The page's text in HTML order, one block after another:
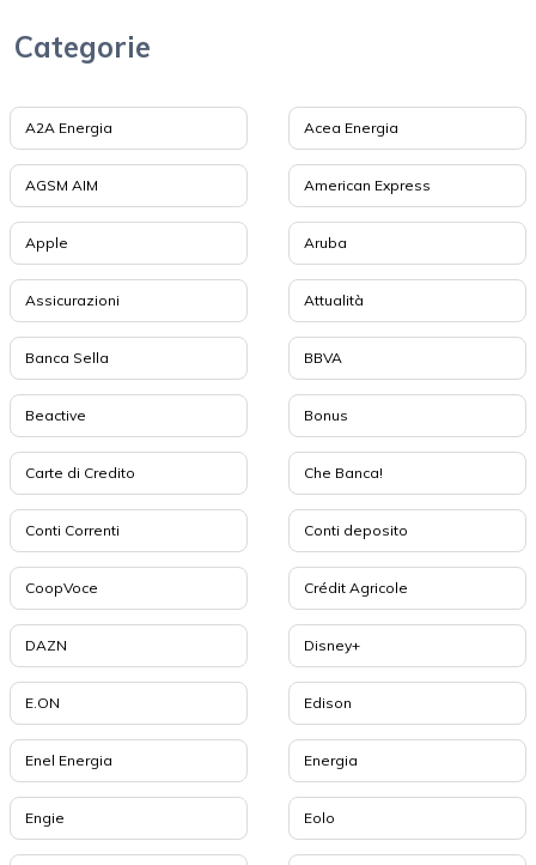
Categorie
A2A Energia Acea Energia
AGSM AIM American Express
Apple Aruba
Assicurazioni Attualità
Banca Sella BBVA
Beactive Bonus
Carte di Credito Che Banca!
Conti Correnti Conti deposito
CoopVoce Crédit Agricole
DAZN Disney+
E.ON Edison
Enel Energia Energia
Engie Eolo